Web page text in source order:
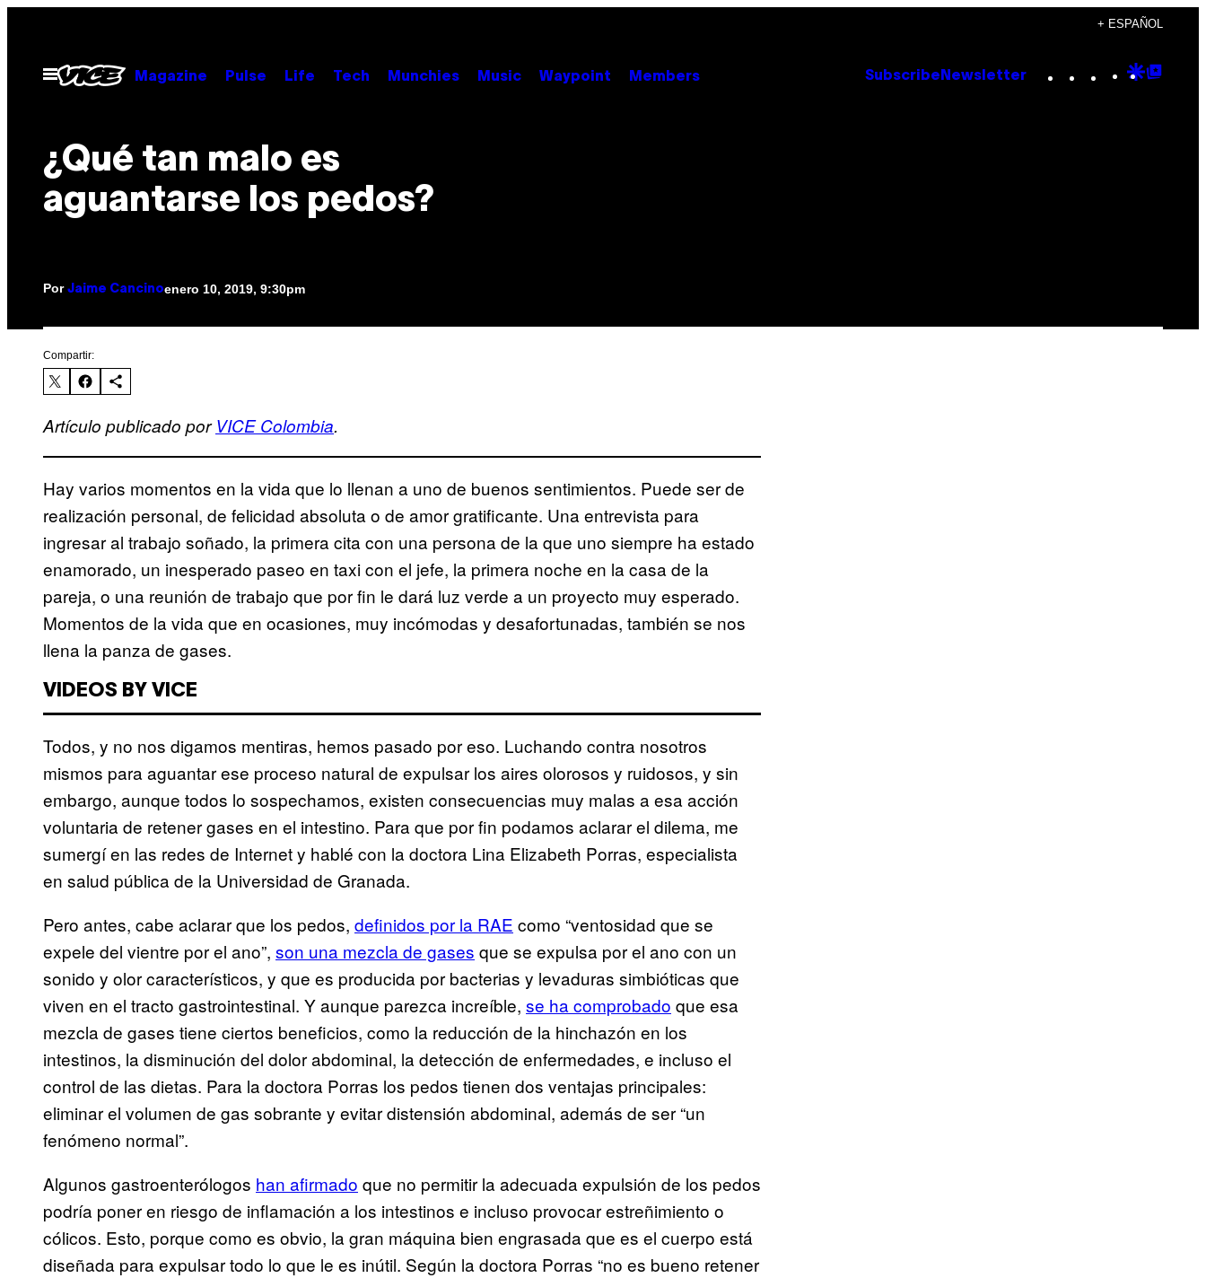
contenido
+ ESPAÑOL
Abrir
Menú
Magazine Pulse Life Tech Munchies Music Waypoint Members Subscribe Newsletter Instagram
TikTok
YouTube
Google
¿Qué tan malo es
aguantarse los pedos?
Por Jaime Cancinoenero 10, 2019, 9:30pm
Compartir:
Artículo publicado porVICE Colombia.
Hay varios momentos en la vida que lo llenan a uno de buenos sentimientos. Puede ser de
realización personal, de felicidad absoluta o de amor gratificante. Una entrevista para
ingresar al trabajo soñado, la primera cita con una persona de la que uno siempre ha estado
enamorado, un inesperado paseo en taxi con el jefe, la primera noche en la casa de la
pareja, o una reunión de trabajo que por fin le dará luz verde a un proyecto muy esperado.
Momentos de la vida que en ocasiones, muy incómodas y desafortunadas, también se nos
llena la panza de gases.
VIDEOS BY VICE
Todos, y no nos digamos mentiras, hemos pasado por eso. Luchando contra nosotros
mismos para aguantar ese proceso natural de expulsar los aires olorosos y ruidosos, y sin
embargo, aunque todos lo sospechamos, existen consecuencias muy malas a esa acción
voluntaria de retener gases en el intestino. Para que por fin podamos aclarar el dilema, me
sumergí en las redes de Internet y hablé con la doctora Lina Elizabeth Porras, especialista
en salud pública de la Universidad de Granada.
Pero antes, cabe aclarar que los pedos, definidos por la RAE como “ventosidad que se
expele del vientre por el ano”, son una mezcla de gases que se expulsa por el ano con un
sonido y olor característicos, y que es producida por bacterias y levaduras simbióticas que
viven en el tracto gastrointestinal. Y aunque parezca increíble, se ha comprobado que esa
mezcla de gases tiene ciertos beneficios, como la reducción de la hinchazón en los
intestinos, la disminución del dolor abdominal, la detección de enfermedades, e incluso el
control de las dietas. Para la doctora Porras los pedos tienen dos ventajas principales:
eliminar el volumen de gas sobrante y evitar distensión abdominal, además de ser “un
fenómeno normal”.
Algunos gastroenterólogos han afirmado que no permitir la adecuada expulsión de los pedos
podría poner en riesgo de inflamación a los intestinos e incluso provocar estreñimiento o
cólicos. Esto, porque como es obvio, la gran máquina bien engrasada que es el cuerpo está
diseñada para expulsar todo lo que le es inútil. Según la doctora Porras “no es bueno retener